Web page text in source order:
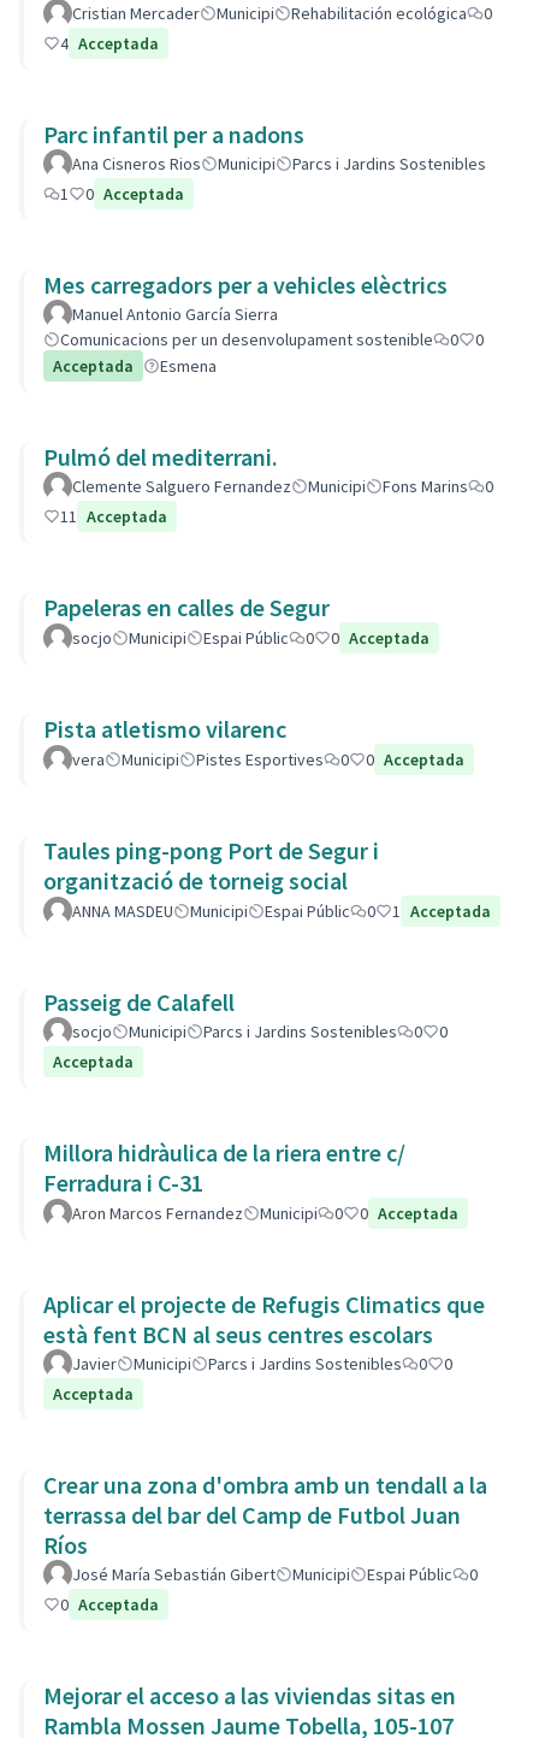
Cristian Mercader Municipi Rehabilitación ecológica
0
4 Acceptada
Parc infantil per a nadons
Ana Cisneros Rios Municipi
Parcs i Jardins Sostenibles
1
0 Acceptada
Mes carregadors per a vehicles elèctrics
Manuel Antonio García Sierra
Comunicacions per un desenvolupament sostenible
0
0
Acceptada
Esmena
Pulmó del mediterrani.
Clemente Salguero Fernandez Municipi Fons Marins
0
11 Acceptada
Papeleras en calles de Segur
socjo Municipi Espai Públic 0 0 Acceptada
Pista atletismo vilarenc
vera Municipi Pistes Esportives 0 0 Acceptada
Taules ping-pong Port de Segur i
organització de torneig social
ANNA MASDEU Municipi Espai Públic 0 1 Acceptada
Passeig de Calafell
socjo Municipi Parcs i Jardins Sostenibles 0
0
Acceptada
Millora hidràulica de la riera entre c/
Ferradura i C-31
Aron Marcos Fernandez Municipi 0 0 Acceptada
Aplicar el projecte de Refugis Climatics que
està fent BCN al seus centres escolars
Javier Municipi Parcs i Jardins Sostenibles 0
0
Acceptada
Crear una zona d'ombra amb un tendall a la
terrassa del bar del Camp de Futbol Juan
Ríos
José María Sebastián Gibert Municipi Espai Públic
0
0 Acceptada
Mejorar el acceso a las viviendas sitas en
Rambla Mossen Jaume Tobella, 105-107